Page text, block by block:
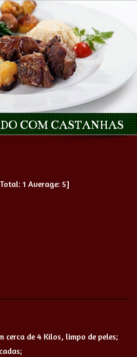
COM CASTANHAS
1 Average: 5]
cerca de 4 Kilos, limpo de peles;